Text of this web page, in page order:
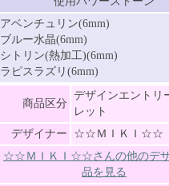
アベンチュリン(6mm)
ブルー水晶(6mm)
シトリン(熱加工)(6mm)
ラピスラズリ(6mm)
商品区分
デザインエントリ
レット
デザイナー
☆☆ＭＩＫＩ☆☆
☆☆ＭＩＫＩ☆☆さんの他のデ
品を見る